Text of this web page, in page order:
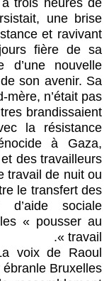
trois heures de
une brise
et ravivant
fière de sa
d’une nouvelle
son avenir. Sa
mère, n’était pas
brandissaient
la résistance
à Gaza,
des travailleurs
travail de nuit ou
le transfert des
sociale
« pousser au
travail ».
voix de Raoul
ébranle Bruxelles